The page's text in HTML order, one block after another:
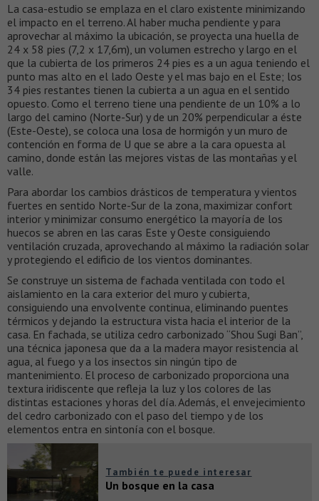
La casa-estudio se emplaza en el claro existente minimizando
el impacto en el terreno. Al haber mucha pendiente y para
aprovechar al máximo la ubicación, se proyecta una huella de
24 x 58 pies (7,2 x 17,6m), un volumen estrecho y largo en el
que la cubierta de los primeros 24 pies es a un agua teniendo el
punto mas alto en el lado Oeste y el mas bajo en el Este; los
34 pies restantes tienen la cubierta a un agua en el sentido
opuesto. Como el terreno tiene una pendiente de un 10% a lo
largo del camino (Norte-Sur) y de un 20% perpendicular a éste
(Este-Oeste), se coloca una losa de hormigón y un muro de
contención en forma de U que se abre a la cara opuesta al
camino, donde están las mejores vistas de las montañas y el
valle.
Para abordar los cambios drásticos de temperatura y vientos
fuertes en sentido Norte-Sur de la zona, maximizar confort
interior y minimizar consumo energético la mayoría de los
huecos se abren en las caras Este y Oeste consiguiendo
ventilación cruzada, aprovechando al máximo la radiación solar
y protegiendo el edificio de los vientos dominantes.
Se construye un sistema de fachada ventilada con todo el
aislamiento en la cara exterior del muro y cubierta,
consiguiendo una envolvente continua, eliminando puentes
térmicos y dejando la estructura vista hacia el interior de la
casa. En fachada, se utiliza cedro carbonizado “Shou Sugi Ban”,
una técnica japonesa que da a la madera mayor resistencia al
agua, al fuego y a los insectos sin ningún tipo de
mantenimiento. El proceso de carbonizado proporciona una
textura iridiscente que refleja la luz y los colores de las
distintas estaciones y horas del día. Además, el envejecimiento
del cedro carbonizado con el paso del tiempo y de los
elementos entra en sintonía con el bosque.
También te puede interesar
Un bosque en la casa